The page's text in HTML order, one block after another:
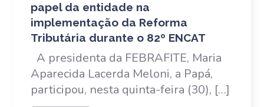
papel da entidade na
implementação da Reforma
Tributária durante o 82º ENCAT
A presidenta da FEBRAFITE, Maria
Aparecida Lacerda Meloni, a Papá,
participou, nesta quinta-feira (30), […]